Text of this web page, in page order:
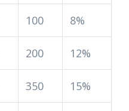
100 8%
200 12%
350 15%